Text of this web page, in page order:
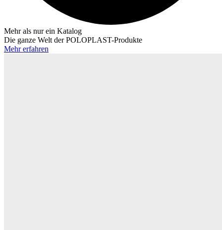
Mehr als nur ein Katalog
Die ganze Welt der POLOPLAST-Produkte
Mehr erfahren